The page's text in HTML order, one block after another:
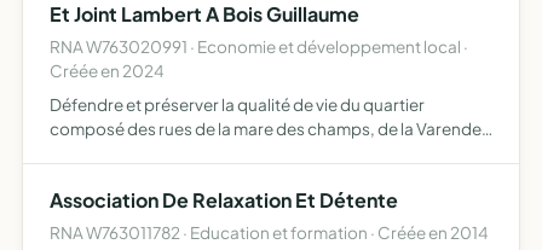
Et Joint Lambert A Bois Guillaume
RNA W763020991 · Economie et développement local ·
Créée en 2024
Défendre et préserver la qualité de vie du quartier
composé des rues de la mare des champs, de la Varende,
Association De Relaxation Et Détente
RNA W763011782 · Education et formation · Créée en 2014